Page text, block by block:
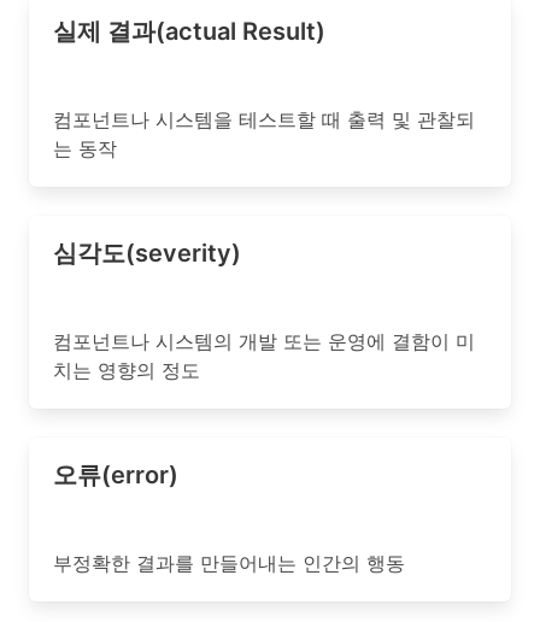
실제 결과(actual Result)
컴포넌트나 시스템을 테스트할 때 출력 및 관찰되
는 동작
심각도(severity)
컴포넌트나 시스템의 개발 또는 운영에 결함이 미
치는 영향의 정도
오류(error)
부정확한 결과를 만들어내는 인간의 행동